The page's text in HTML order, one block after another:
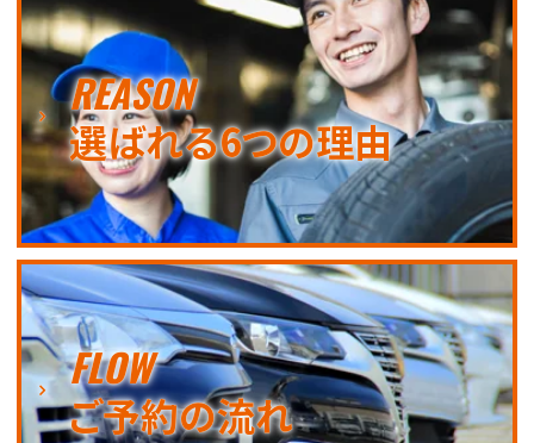
REASON
選ばれる6つの理由
FLOW
ご予約の流れ